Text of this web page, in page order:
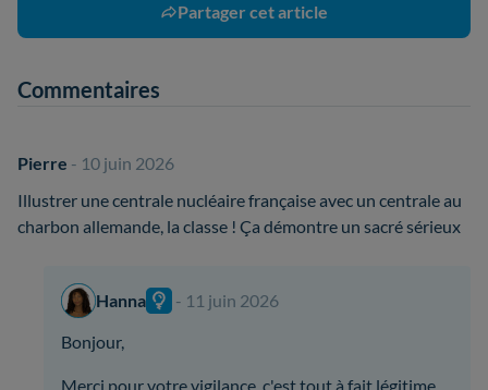
Partager cet article
Commentaires
Pierre - 10 juin 2026
Illustrer une centrale nucléaire française avec un centrale au
charbon allemande, la classe ! Ça démontre un sacré sérieux
Hanna
- 11 juin 2026
Bonjour,
Merci pour votre vigilance, c'est tout à fait légitime.